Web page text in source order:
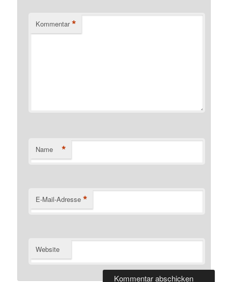
Kommentar *
Name *
E-Mail-Adresse *
Website